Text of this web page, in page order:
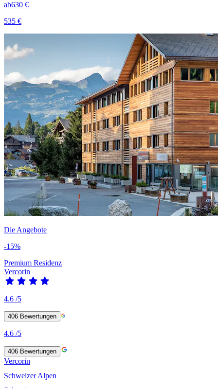
ab630 €
535 €
Die Angebote
-15%
Premium Residenz
Vercorin
4.6 /5
406 Bewertungen
4.6 /5
406 Bewertungen
Vercorin
Schweizer Alpen